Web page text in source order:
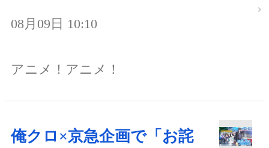
08月09日 10:10
アニメ！アニメ！
俺クロ×京急企画で「お詫